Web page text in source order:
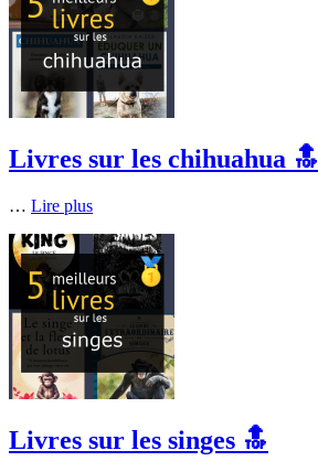
Livres sur les chihuahua 🔝
… Lire plus
Livres sur les singes 🔝